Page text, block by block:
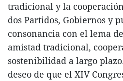
tradicional y la
dos Partidos, Gobiernos y
consonancia con el lema
amistad tradicional,
sostenibilidad a largo
deseo de que el XIV